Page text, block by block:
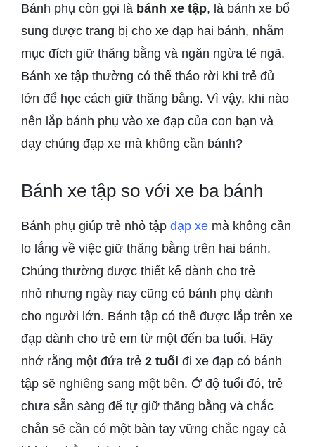
Bánh phụ còn gọi là bánh xe tập, là bánh xe bổ
sung được trang bị cho xe đạp hai bánh, nhằm
mục đích giữ thăng bằng và ngăn ngừa té ngã.
Bánh xe tập thường có thể tháo rời khi trẻ đủ
lớn để học cách giữ thăng bằng. Vì vậy, khi nào
nên lắp bánh phụ vào xe đạp của con bạn và
dạy chúng đạp xe mà không cần bánh?
Bánh xe tập so với xe ba bánh
Bánh phụ giúp trẻ nhỏ tập đạp xe mà không cần
lo lắng về việc giữ thăng bằng trên hai bánh.
Chúng thường được thiết kế dành cho trẻ
nhỏ nhưng ngày nay cũng có bánh phụ dành
cho người lớn. Bánh tập có thể được lắp trên xe
đạp dành cho trẻ em từ một đến ba tuổi. Hãy
nhớ rằng một đứa trẻ 2 tuổi đi xe đạp có bánh
tập sẽ nghiêng sang một bên. Ở độ tuổi đó, trẻ
chưa sẵn sàng để tự giữ thăng bằng và chắc
chắn sẽ cần có một bàn tay vững chắc ngay cả